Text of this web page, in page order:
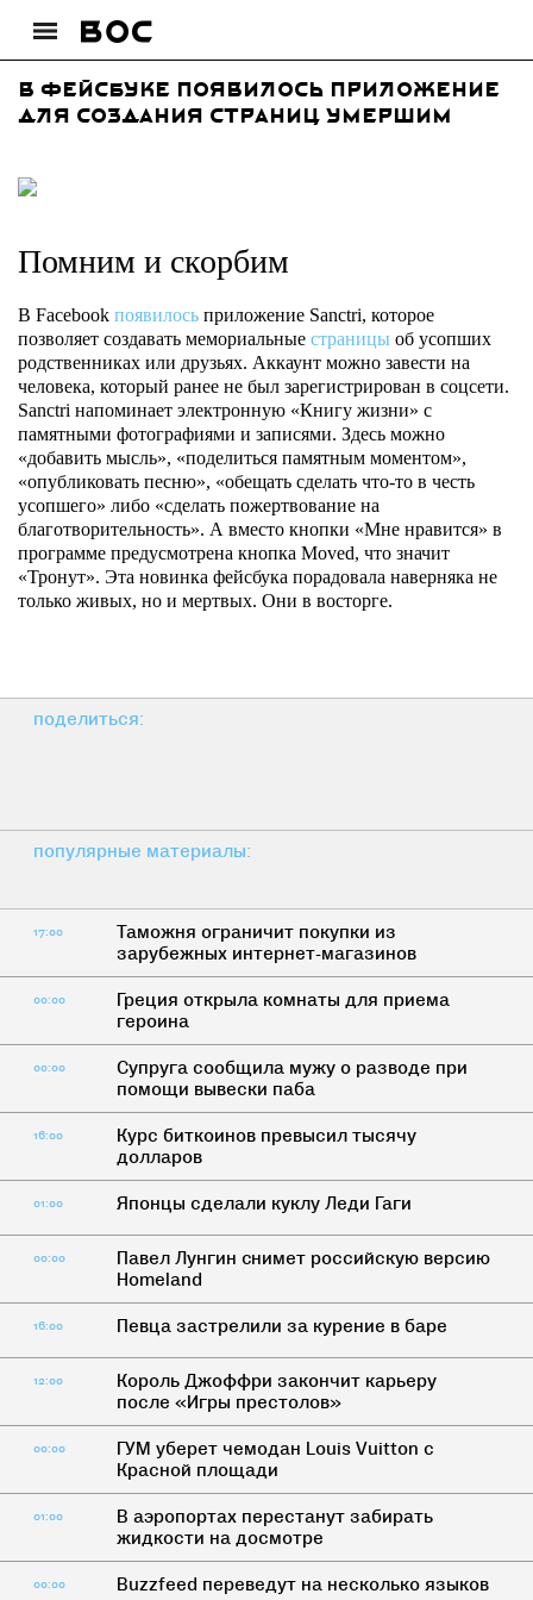
В фейсбуке появилось приложение
для создания страниц умершим
Помним и скорбим
В Facebook появилось приложение Sanctri, которое
позволяет создавать мемориальные страницы об усопших
родственниках или друзьях. Аккаунт можно завести на
человека, который ранее не был зарегистрирован в соцсети.
Sanctri напоминает электронную «Книгу жизни» с
памятными фотографиями и записями. Здесь можно
«добавить мысль», «поделиться памятным моментом»,
«опубликовать песню», «обещать сделать что-то в честь
усопшего» либо «сделать пожертвование на
благотворительность». А вместо кнопки «Мне нравится» в
программе предусмотрена кнопка Moved, что значит
«Тронут». Эта новинка фейсбука порадовала наверняка не
только живых, но и мертвых. Они в восторге.
поделиться:
популярные материалы:
17:00
Таможня ограничит покупки из
зарубежных интернет-магазинов
00:00
Греция открыла комнаты для приема
героина
00:00
Супруга сообщила мужу о разводе при
помощи вывески паба
16:00
Курс биткоинов превысил тысячу
долларов
01:00 Японцы сделали куклу Леди Гаги
00:00
Павел Лунгин cнимет российскую версию
Homeland
16:00 Певца застрелили за курение в баре
12:00
Король Джоффри закончит карьеру
после «Игры престолов»
00:00
ГУМ уберет чемодан Louis Vuitton с
Красной площади
01:00
В аэропортах перестанут забирать
жидкости на досмотре
00:00 Buzzfeed переведут на несколько языков